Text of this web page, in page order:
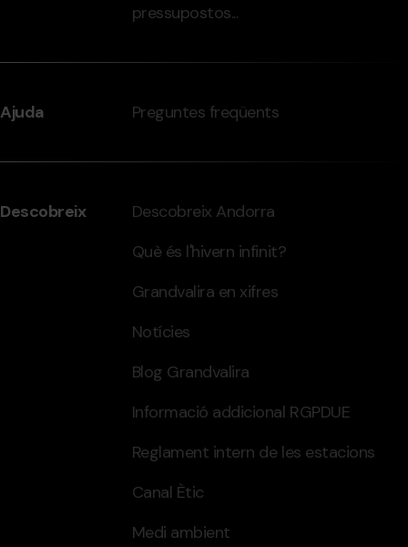
pressupostos...
Ajuda Preguntes freqüents
Descobreix
Descobreix Andorra
Què és l'hivern infinit?
Grandvalira en xifres
Notícies
Blog Grandvalira
Informació addicional RGPDUE
Reglament intern de les estacions
Canal Ètic
Medi ambient